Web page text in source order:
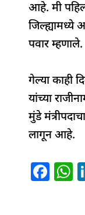
आहे. मी
पवार म्हणाले.
गेल्या काही
यांच्या
मुंडे
लागून आहे.
F